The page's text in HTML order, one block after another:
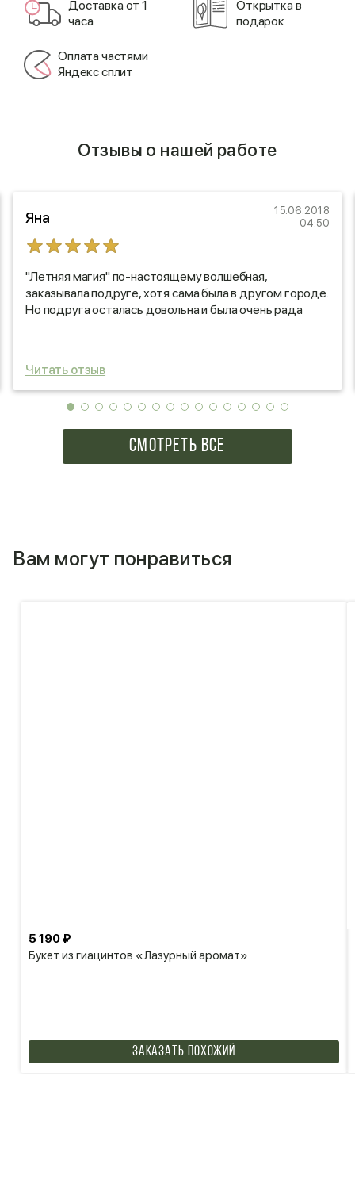
Доставка от 1
часа
Открытка в
подарок
Оплата частями
Яндекс сплит
Отзывы о нашей работе
Яна
15.06.2018
04:50
"Летняя магия" по-настоящему волшебная,
заказывала подруге, хотя сама была в другом городе.
Но подруга осталась довольна и была очень рада
Читать отзыв
СМОТРЕТЬ ВСЕ
Вам могут понравиться
Букет из гиацинтов «Лазурный аромат»
5 190 ₽
Заказать похожий